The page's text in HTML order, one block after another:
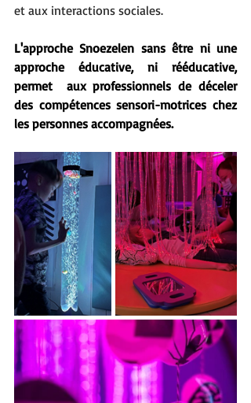
et aux interactions sociales.
L'approche Snoezelen sans être ni une
approche éducative, ni rééducative,
permet  aux professionnels de déceler
des compétences sensori-motrices chez
les personnes accompagnées.